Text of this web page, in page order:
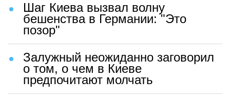
Шаг Киева вызвал волну
бешенства в Германии: "Это
позор"
Залужный неожиданно заговорил
о том, о чем в Киеве
предпочитают молчать